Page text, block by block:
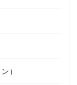
）